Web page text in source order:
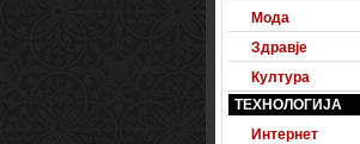
Мода
Здравје
Култура
ТЕХНОЛОГИЈА
Интернет